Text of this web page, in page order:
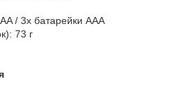
/ 3x батарейки AAA
73 г